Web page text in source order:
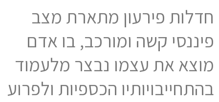
חדלות פירעון מתארת מצב
פיננסי קשה ומורכב, בו אדם
מוצא את עצמו נבצר מלעמוד
בהתחייבויותיו הכספיות ולפרוע